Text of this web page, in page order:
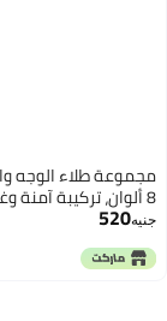
8 ألوان، تركيبة آمنة
تدوم طويلاً، مثالية
والمهرجانات
المكياج الفنية الإبداعية.
جنيه520